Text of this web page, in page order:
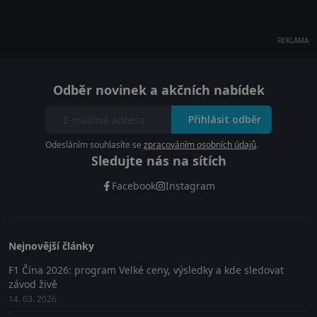
REKLAMA
Odběr novinek a akčních nabídek
Přihlásit odběr
Odesláním souhlasíte se zpracováním osobních údajů.
Sledujte nás na sítích
Facebook Instagram
Nejnovější články
F1 Čína 2026: program Velké ceny, výsledky a kde sledovat
závod živě
14. 03. 2026